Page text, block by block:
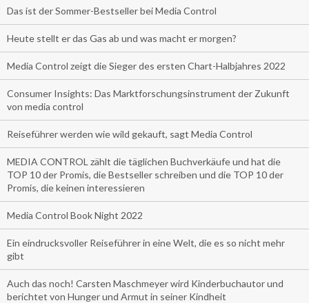
Das ist der Sommer-Bestseller bei Media Control
Heute stellt er das Gas ab und was macht er morgen?
Media Control zeigt die Sieger des ersten Chart-Halbjahres 2022
Consumer Insights: Das Marktforschungsinstrument der Zukunft
von media control
Reiseführer werden wie wild gekauft, sagt Media Control
MEDIA CONTROL zählt die täglichen Buchverkäufe und hat die
TOP 10 der Promis, die Bestseller schreiben und die TOP 10 der
Promis, die keinen interessieren
Media Control Book Night 2022
Ein eindrucksvoller Reiseführer in eine Welt, die es so nicht mehr
gibt
Auch das noch! Carsten Maschmeyer wird Kinderbuchautor und
berichtet von Hunger und Armut in seiner Kindheit